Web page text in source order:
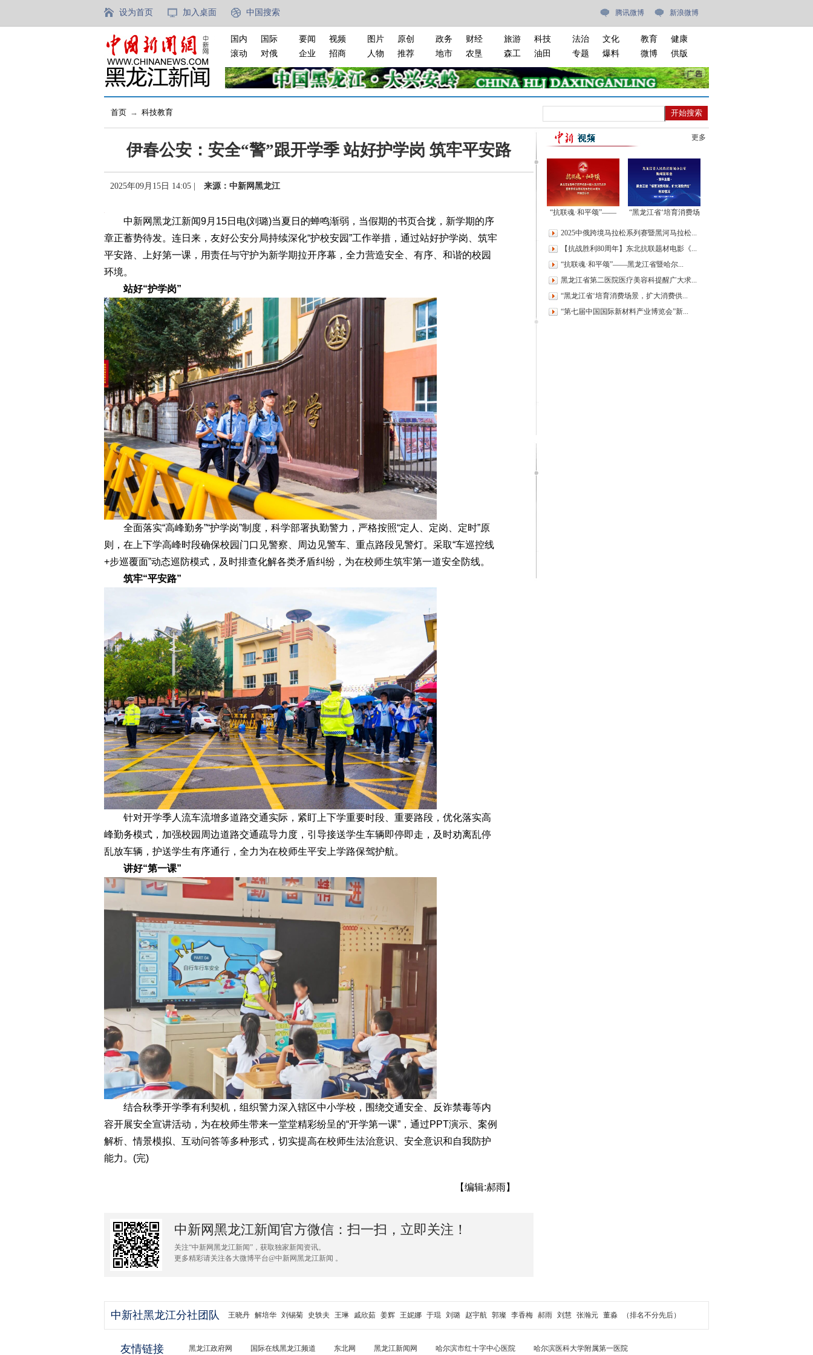
设为首页 加入桌面 中国搜索 腾讯微博 新浪微博
国内
国际
滚动
对俄
要闻
视频
企业
招商
图片
原创
人物
推荐
政务
财经
地市
农垦
旅游
科技
森工
油田
法治
文化
专题
爆料
教育
健康
微博
供版
首页 → 科技教育
伊春公安：安全“警”跟开学季 站好护学岗 筑牢平安路
2025年09月15日 14:05 | 来源：中新网黑龙江
中新网黑龙江新闻9月15日电(刘璐)当夏日的蝉鸣渐弱，当假期的书页合拢，新学期的序
章正蓄势待发。连日来，友好公安分局持续深化“护校安园”工作举措，通过站好护学岗、筑牢
平安路、上好第一课，用责任与守护为新学期拉开序幕，全力营造安全、有序、和谐的校园
环境。
站好“护学岗”
全面落实“高峰勤务”“护学岗”制度，科学部署执勤警力，严格按照“定人、定岗、定时”原
则，在上下学高峰时段确保校园门口见警察、周边见警车、重点路段见警灯。采取“车巡控线
+步巡覆面”动态巡防模式，及时排查化解各类矛盾纠纷，为在校师生筑牢第一道安全防线。
筑牢“平安路”
针对开学季人流车流增多道路交通实际，紧盯上下学重要时段、重要路段，优化落实高
峰勤务模式，加强校园周边道路交通疏导力度，引导接送学生车辆即停即走，及时劝离乱停
乱放车辆，护送学生有序通行，全力为在校师生平安上学路保驾护航。
讲好“第一课”
结合秋季开学季有利契机，组织警力深入辖区中小学校，围绕交通安全、反诈禁毒等内
容开展安全宣讲活动，为在校师生带来一堂堂精彩纷呈的“开学第一课”，通过PPT演示、案例
解析、情景模拟、互动问答等多种形式，切实提高在校师生法治意识、安全意识和自我防护
能力。(完)
【编辑:郝雨】
中新网黑龙江新闻官方微信：扫一扫，立即关注！
关注“中新网黑龙江新闻”，获取独家新闻资讯。
更多精彩请关注各大微博平台@中新网黑龙江新闻 。
更多
“抗联魂·和平颂”——
念中国人民抗日战争暨
世界反法西斯战争胜利
80周年交响音乐会
“黑龙江省‘培育消费场
关情况”新闻发布会
2025中俄跨境马拉松系列赛暨黑河马拉松...
【抗战胜利80周年】东北抗联题材电影《...
“抗联魂·和平颂”——黑龙江省暨哈尔...
黑龙江省第二医院医疗美容科提醒广大求...
“黑龙江省‘培育消费场景，扩大消费供...
“第七届中国国际新材料产业博览会”新...
中新社黑龙江分社团队 王晓丹 解培华 刘锡菊 史轶夫 王琳 戚欣茹 姜辉 王妮娜 于琨 刘璐 赵宇航 郭璨 李香梅 郝雨 刘慧 张瀚元 董淼 （排名不分先后）
友情链接 黑龙江政府网 国际在线黑龙江频道 东北网 黑龙江新闻网 哈尔滨市红十字中心医院 哈尔滨医科大学附属第一医院